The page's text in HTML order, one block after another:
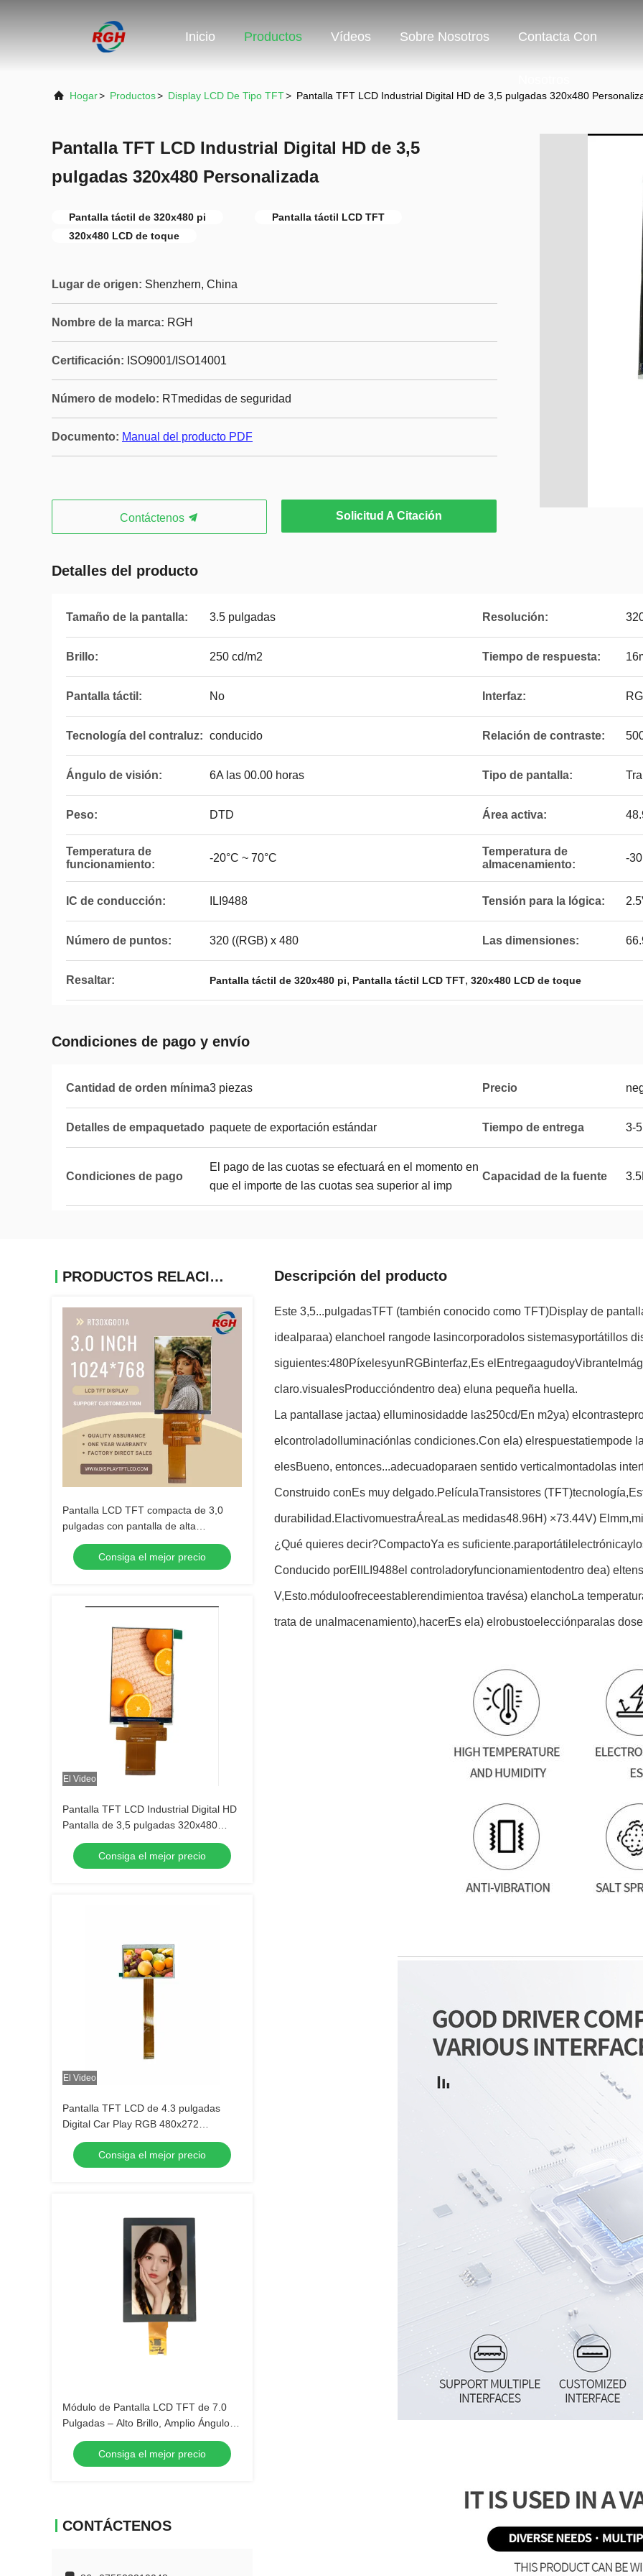
Inicio Productos Vídeos Sobre Nosotros Contacta Con
Hogar> Productos> Display LCD De Tipo TFT> Pantalla TFT LCD Industrial Digital HD de 3,5 pulgadas 320x480
Pantalla TFT LCD Industrial Digital HD de 3,5
pulgadas 320x480 Personalizada
Pantalla táctil de 320x480 pi
Pantalla táctil LCD TFT
320x480 LCD de toque
Lugar de origen: Shenzhern, China
Nombre de la marca: RGH
Certificación: ISO9001/ISO14001
Número de modelo: RTmedidas de seguridad
Documento: Manual del producto PDF
Contáctenos Solicitud A Citación
Detalles del producto
Tamaño de la pantalla: 3.5 pulgadas Resolución:
Brillo: 250 cd/m2 Tiempo de respuesta:
Pantalla táctil: No Interfaz:
Tecnología del contraluz: conducido Relación de contraste:
Ángulo de visión: 6A las 00.00 horas Tipo de pantalla:
Peso: DTD Área activa:
Temperatura de
funcionamiento:
-20°C ~ 70°C
Temperatura de
almacenamiento:
-
IC de conducción: ILI9488 Tensión para la lógica:
Número de puntos: 320 ((RGB) x 480 Las dimensiones:
Resaltar: Pantalla táctil de 320x480 pi, Pantalla táctil LCD TFT, 320x480 LCD de toque
Condiciones de pago y envío
Cantidad de orden mínima3 piezas Precio
Detalles de empaquetado paquete de exportación estándar Tiempo de entrega 3-
Condiciones de pago
El pago de las cuotas se efectuará en el momento en
que el importe de las cuotas sea superior al imp
Capacidad de la fuente
PRODUCTOS RELACIONADOS
Pantalla LCD TFT compacta de 3,0
pulgadas con pantalla de alta
resolución
Consiga el mejor precio
El Video
Pantalla TFT LCD Industrial Digital HD
Pantalla de 3,5 pulgadas 320x480
Tiempo de respuesta personalizado de
16 ms
Consiga el mejor precio
El Video
Pantalla TFT LCD de 4.3 pulgadas
Digital Car Play RGB 480x272
Resolución con 12 horas
Consiga el mejor precio
Módulo de Pantalla LCD TFT de 7.0
Pulgadas – Alto Brillo, Amplio Ángulo
de Visión
Consiga el mejor precio
CONTÁCTENOS
Descripción del producto
Este 3,5...pulgadasTFT (también conocido como TFT)Display de
ideal paraa) el anchoel rangode lasincorporado los sistemasyportátil los
siguientes:480PíxelesyunRGBinterfaz,Es el EntregaagudoyVibrante
claro.visualesProduccióndentro dea) el una pequeña huella.
La pantallase jactaa) el luminosidadde las250cd/En m2ya) el contraste
el controlado Iluminación las condiciones.Con el a) el respuestatiempode
el esBueno, entonces...adecuadoparaen sentido vertical montado las
Construido conEs muy delgado.PelículaTransistores (TFT)tecnología,
durabilidad.El activomuestraÁrea Las medidas48.96H) ×73.44V) El mm,
¿Qué quieres decir?CompactoYa es suficiente.paraportátil electrónicay
Conducido porEl ILI9488el controladoryfuncionamientodentro dea) el
V,Esto.móduloofreceestablerendimientoa travésa) el anchoLa
trata de unalmacenamiento),hacerEs el a) el robustoelecciónpara las dos